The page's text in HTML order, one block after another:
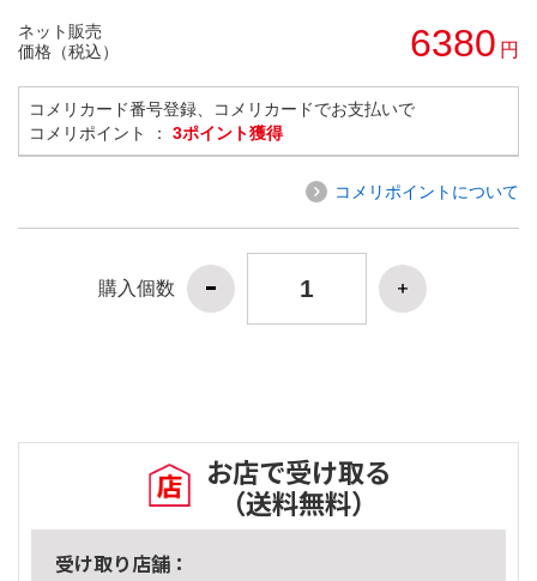
ネット販売
価格（税込）
6380 円
コメリカード番号登録、コメリカードでお支払いで
コメリポイント ： 3ポイント獲得
コメリポイントについて
購入個数
お店で受け取る
（送料無料）
受け取り店舗：